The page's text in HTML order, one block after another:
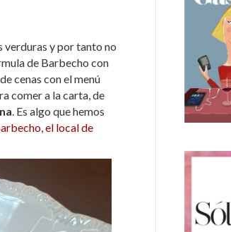
verduras y por tanto no
de Barbecho con
cenas con el menú
comer a la carta, de
. Es algo que hemos
el local de